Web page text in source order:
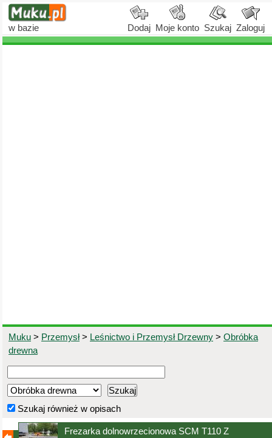
w bazie Dodaj Moje konto Szukaj Zaloguj
Muku > Przemysł> Leśnictwo i Przemysł Drzewny > Obróbka
drewna
Szukaj również w opisach
Frezarka dolnowrzecionowa SCM T110 Z